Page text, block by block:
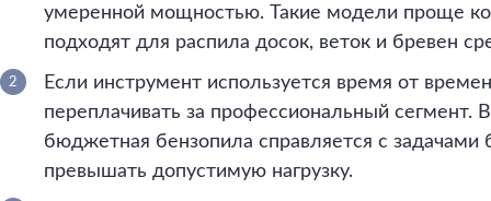
умеренной мощностью. Такие модели проще
подходят для распила досок, веток и бревен
Если инструмент используется время от
переплачивать за профессиональный сегмент.
бюджетная бензопила справляется с задачами
превышать допустимую нагрузку.